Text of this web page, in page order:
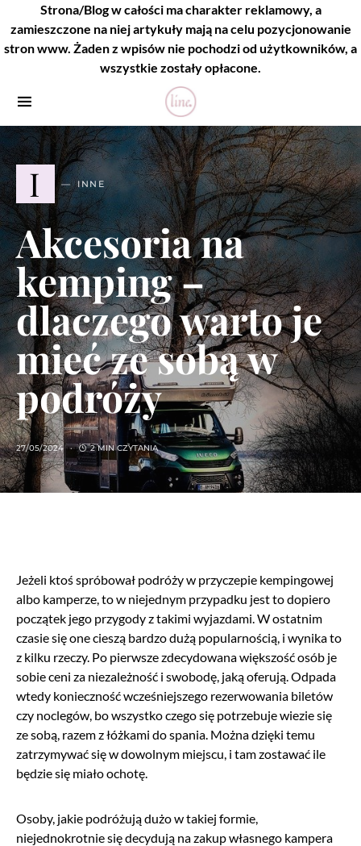
Strona/Blog w całości ma charakter reklamowy, a
zamieszczone na niej artykuły mają na celu pozycjonowanie
stron www. Żaden z wpisów nie pochodzi od użytkowników, a
wszystkie zostały opłacone.
I INNE
Akcesoria na
kemping –
dlaczego warto je
mieć ze sobą w
podróży
27/05/2024 2 MIN CZYTANIA
Jeżeli ktoś spróbował podróży w przyczepie kempingowej
albo kamperze, to w niejednym przypadku jest to dopiero
początek jego przygody z takimi wyjazdami. W ostatnim
czasie się one cieszą bardzo dużą popularnością, i wynika to
z kilku rzeczy. Po pierwsze zdecydowana większość osób je
sobie ceni za niezależność i swobodę, jaką oferują. Odpada
wtedy konieczność wcześniejszego rezerwowania biletów
czy noclegów, bo wszystko czego się potrzebuje wiezie się
ze sobą, razem z łóżkami do spania. Można dzięki temu
zatrzymywać się w dowolnym miejscu, i tam zostawać ile
będzie się miało ochotę.
Osoby, jakie podróżują dużo w takiej formie,
niejednokrotnie się decydują na zakup własnego kampera